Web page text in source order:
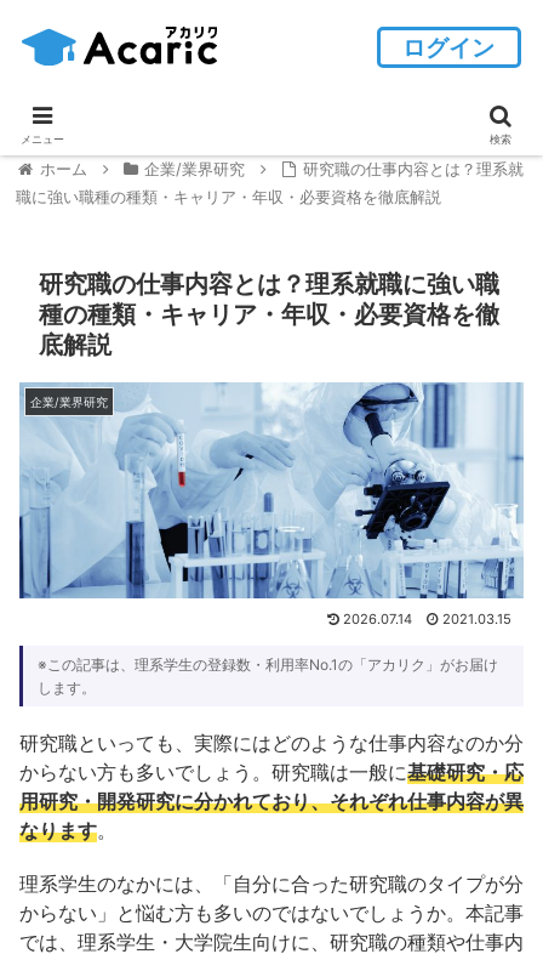
ホーム 企業/業界研究
研究職の仕事内容とは？理系就
職に強い職種の種類・キャリア・年収・必要資格を徹底解説
研究職の仕事内容とは？理系就職に強い職
種の種類・キャリア・年収・必要資格を徹
底解説
企業/業界研究
2026.07.14 2021.03.15
※この記事は、理系学生の登録数・利用率No.1の「アカリク」がお届け
します。
研究職といっても、実際にはどのような仕事内容なのか分
からない方も多いでしょう。研究職は一般に基礎研究・応
用研究・開発研究に分かれており、それぞれ仕事内容が異
なります。
理系学生のなかには、「自分に合った研究職のタイプが分
からない」と悩む方も多いのではないでしょうか。本記事
では、理系学生・大学院生向けに、研究職の種類や仕事内
ログイン
メニュー 検索